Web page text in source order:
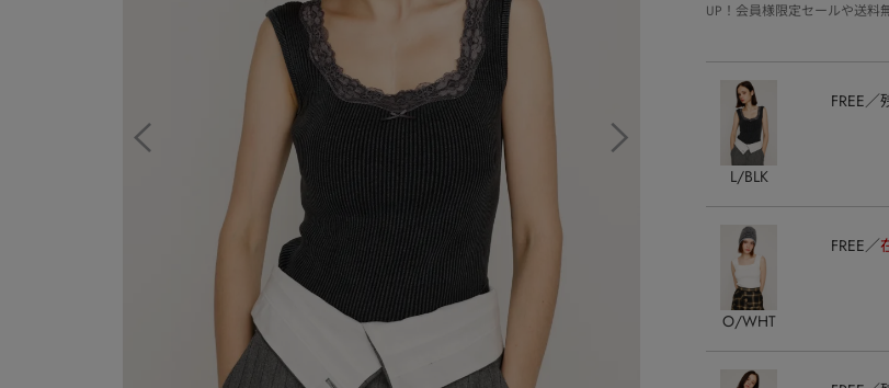
UP！会員様限定セールや送料
L/BLK
FREE
O/WHT
FREE